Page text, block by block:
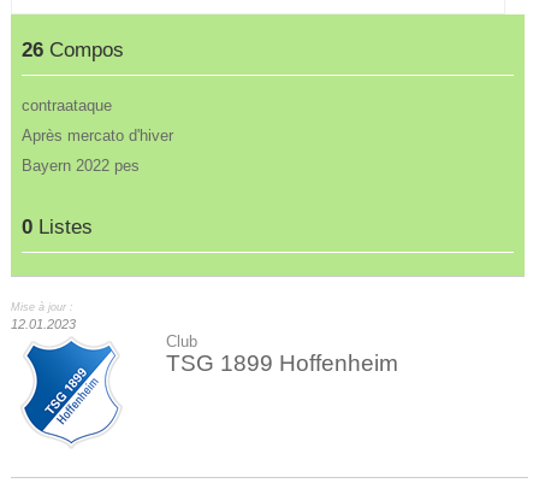
26 Compos
contraataque
Après mercato d'hiver
Bayern 2022 pes
0 Listes
Mise à jour :
12.01.2023
Club
TSG 1899 Hoffenheim